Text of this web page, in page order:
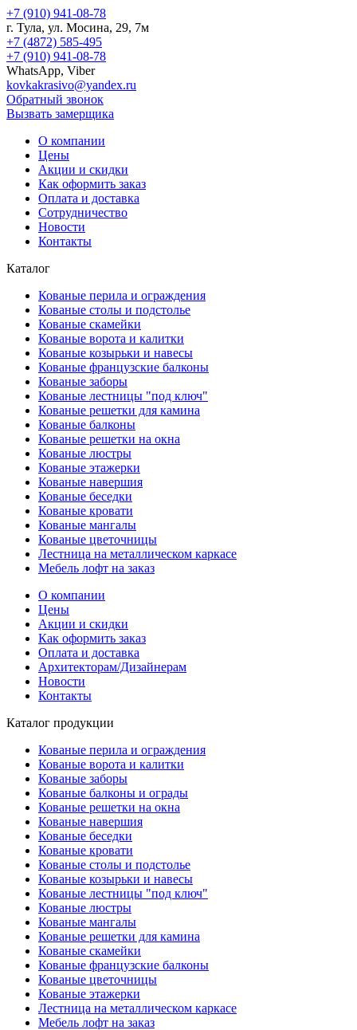
+7 (910) 941-08-78
г. Тула, ул. Мосина, 29, 7м
+7 (4872) 585-495
+7 (910) 941-08-78
WhatsApp, Viber
kovkakrasivo@yandex.ru
Обратный звонок
Вызвать замерщика
О компании
Цены
Акции и скидки
Как оформить заказ
Оплата и доставка
Сотрудничество
Новости
Контакты
Каталог
Кованые перила и ограждения
Кованые столы и подстолье
Кованые скамейки
Кованые ворота и калитки
Кованые козырьки и навесы
Кованые французские балконы
Кованые заборы
Кованые лестницы "под ключ"
Кованые решетки для камина
Кованые балконы
Кованые решетки на окна
Кованые люстры
Кованые этажерки
Кованые навершия
Кованые беседки
Кованые кровати
Кованые мангалы
Кованые цветочницы
Лестница на металлическом каркасе
Мебель лофт на заказ
О компании
Цены
Акции и скидки
Как оформить заказ
Оплата и доставка
Архитекторам/Дизайнерам
Новости
Контакты
Каталог продукции
Кованые перила и ограждения
Кованые ворота и калитки
Кованые заборы
Кованые балконы и ограды
Кованые решетки на окна
Кованые навершия
Кованые беседки
Кованые кровати
Кованые столы и подстолье
Кованые козырьки и навесы
Кованые лестницы "под ключ"
Кованые люстры
Кованые мангалы
Кованые решетки для камина
Кованые скамейки
Кованые французские балконы
Кованые цветочницы
Кованые этажерки
Лестница на металлическом каркасе
Мебель лофт на заказ